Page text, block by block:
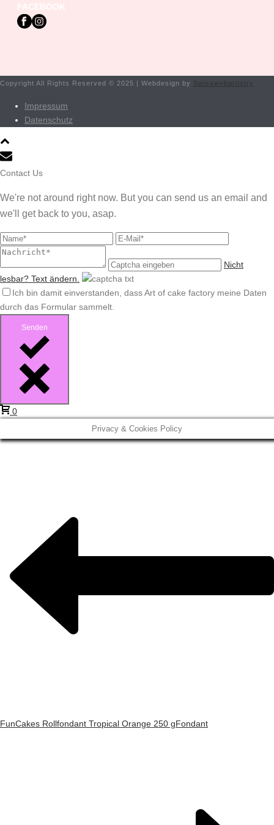
Copyright All Rights Reserved © 2025 | Webdesign by Swisswebartistry
Impressum
Datenschutz
Contact Us
We're not around right now. But you can send us an email and
we'll get back to you, asap.
Nicht
lesbar? Text ändern.
Ich bin damit einverstanden, dass Art of cake factory meine Daten
durch das Formular sammelt.
Senden
0
Privacy & Cookies Policy
FunCakes Rollfondant Tropical Orange 250 gFondant